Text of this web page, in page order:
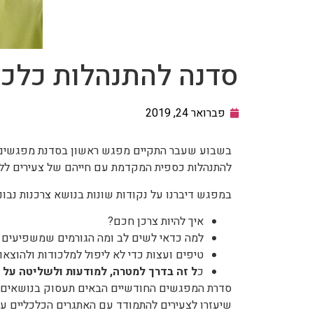
סדנה להתנהלות
פברואר 24, 2019
בשבוע שעבר התקיים מפגש ראשון בסדנת מפגשים
להתנהלות כספית המקדמת עם חייהם של צעירים
במפגש דיברנו על נקודות שונות בנושא צרכנות
איך להיות צרכן חכם?
למה כדאי לשים לב ומה הגורמים שמשפיעים
טיפים ועצות כדי לא ליפול למלכודות
כל זה בדרך למטרה, למודעות ולשליטה
סדרת המפגשים החודשיים הבאים תעסוק בנושאים
שיעזרו לצעירים להתמודד עם האתגרים הכלכליים